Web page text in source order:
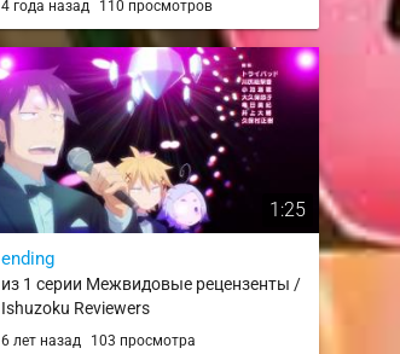
4 года назад 110 просмотров
1:25
ending
из 1 серии Межвидовые рецензенты /
Ishuzoku Reviewers
6 лет назад 103 просмотра